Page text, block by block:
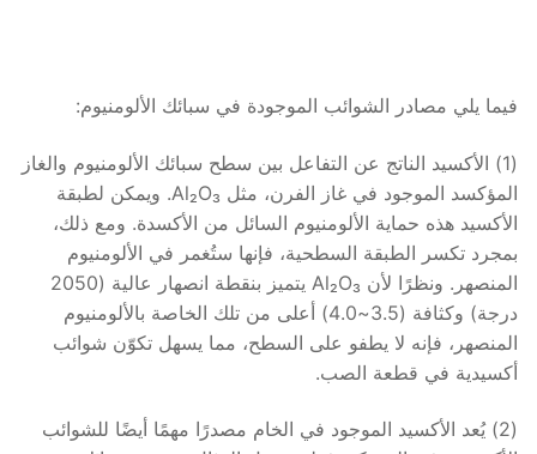
فيما يلي مصادر الشوائب الموجودة في سبائك الألومنيوم:
(1) الأكسيد الناتج عن التفاعل بين سطح سبائك الألومنيوم والغاز
المؤكسد الموجود في غاز الفرن، مثل Al₂O₃. ويمكن لطبقة
الأكسيد هذه حماية الألومنيوم السائل من الأكسدة. ومع ذلك،
بمجرد تكسر الطبقة السطحية، فإنها ستُغمر في الألومنيوم
المنصهر. ونظرًا لأن Al₂O₃ يتميز بنقطة انصهار عالية (2050
درجة) وكثافة (3.5~4.0) أعلى من تلك الخاصة بالألومنيوم
المنصهر، فإنه لا يطفو على السطح، مما يسهل تكوّن شوائب
أكسيدية في قطعة الصب.
(2) يُعد الأكسيد الموجود في الخام مصدرًا مهمًا أيضًا للشوائب